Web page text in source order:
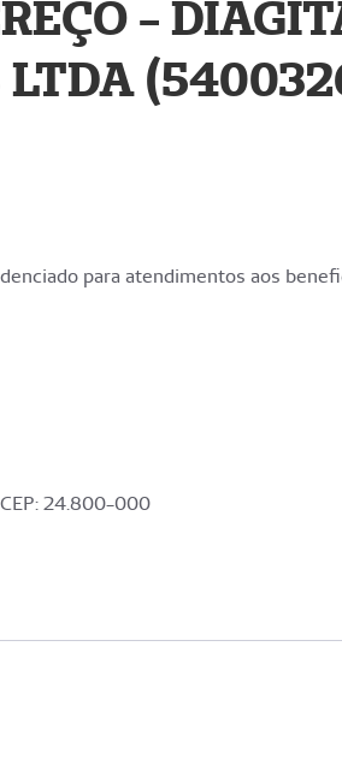
-
LTDA
para atendimentos aos
CEP: 24.800-000